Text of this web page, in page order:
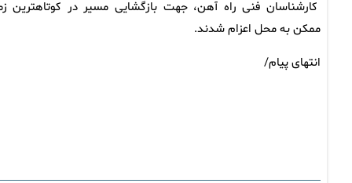
کارشناسان فنی راه آهن، جهت بازگشایی مسیر در کوتاهترین
ممکن به محل اعزام شدند.
انتهای پیام/